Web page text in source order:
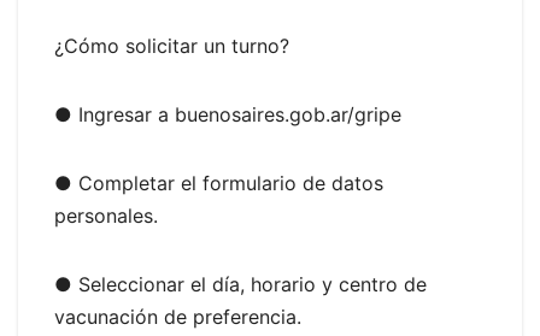
¿Cómo solicitar un turno?
● Ingresar a buenosaires.gob.ar/gripe
● Completar el formulario de datos
personales.
● Seleccionar el día, horario y centro de
vacunación de preferencia.